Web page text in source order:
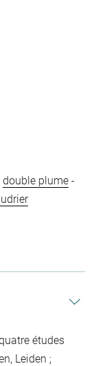
double plume -
études
Leiden ;